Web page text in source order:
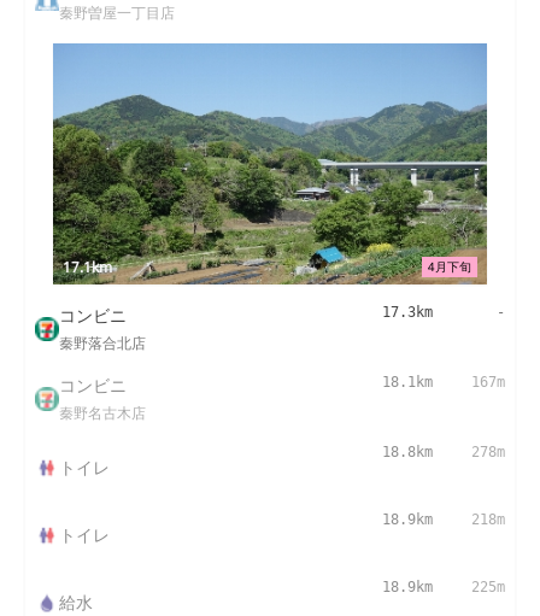
秦野曽屋一丁目店
4月下旬
17.1km
コンビニ
秦野落合北店
17.3km -
コンビニ
秦野名古木店
18.1km 167m
トイレ
18.8km 278m
トイレ
18.9km 218m
給水
18.9km 225m